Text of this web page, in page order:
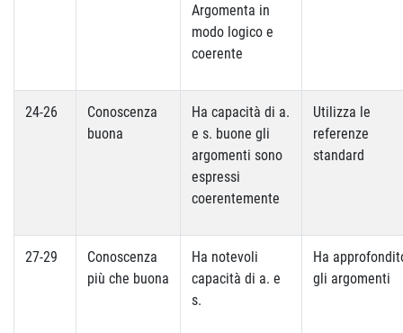
Argomenta in
modo logico e
coerente
24-26
Conoscenza
buona
Ha capacità di a.
e s. buone gli
argomenti sono
espressi
coerentemente
Utilizza le
referenze
standard
27-29
Conoscenza
più che buona
Ha notevoli
capacità di a. e
s.
Ha
gli argomenti